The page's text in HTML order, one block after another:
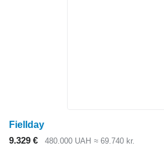
Fiellday
9.329 €
480.000 UAH ≈ 69.740 kr.